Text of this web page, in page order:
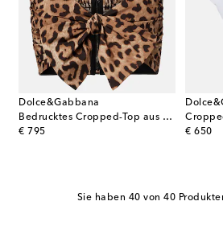
Dolce&Gabbana
Bedrucktes Cropped-Top aus Baumwolle
€ 795
original price
€ 650
original
Sie haben 40 von 40